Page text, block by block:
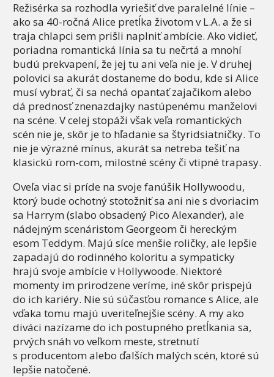
Režisérka sa rozhodla vyriešiť dve paralelné línie –
ako sa 40-ročná Alice pretĺka životom v L.A. a že si
traja chlapci sem prišli naplniť ambície. Ako vidieť,
poriadna romantická línia sa tu nečrtá a mnohí
budú prekvapení, že jej tu ani veľa nie je. V druhej
polovici sa akurát dostaneme do bodu, kde si Alice
musí vybrať, či sa nechá opantať zajačikom alebo
dá prednosť znenazdajky nastúpenému manželovi
na scéne. V celej stopáži však veľa romantických
scén nie je, skôr je to hľadanie sa štyridsiatničky. To
nie je výrazné mínus, akurát sa netreba tešiť na
klasickú rom-com, milostné scény či vtipné trapasy.
Oveľa viac si príde na svoje fanúšik Hollywoodu,
ktorý bude ochotný stotožniť sa ani nie s dvoriacim
sa Harrym (slabo obsadený Pico Alexander), ale
nádejným scenáristom Georgeom či hereckým
esom Teddym. Majú síce menšie roličky, ale lepšie
zapadajú do rodinného koloritu a sympaticky
hrajú svoje ambície v Hollywoode. Niektoré
momenty im prirodzene veríme, iné skôr prispejú
do ich kariéry. Nie sú súčasťou romance s Alice, ale
vďaka tomu majú uveriteľnejšie scény. A my ako
diváci nazízame do ich postupného pretĺkania sa,
prvých snáh vo veľkom meste, stretnutí
s producentom alebo ďalších malých scén, ktoré sú
lepšie natočené.